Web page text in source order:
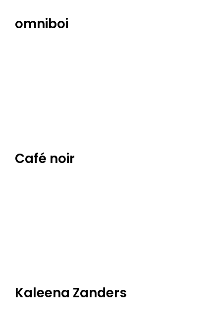
omniboi
Café noir
Kaleena Zanders